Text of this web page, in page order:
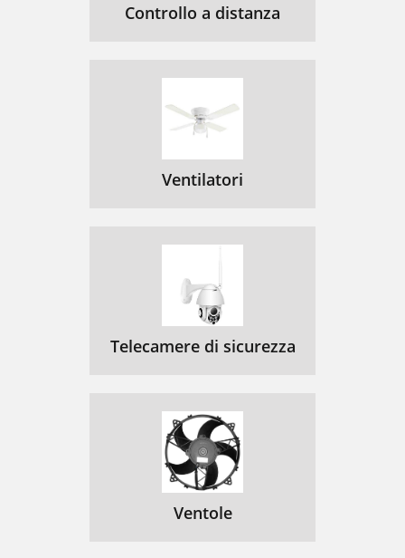
Controllo a distanza
Ventilatori
Telecamere di sicurezza
Ventole